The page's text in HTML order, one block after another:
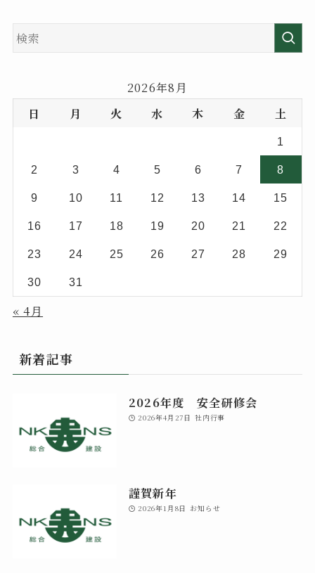
2026年8月
日
月 火 水 木 金 土
1
2 3 4 5 6 7 8
9 10 11 12 13 14 15
16 17 18 19 20 21 22
23 24 25 26 27 28 29
30 31
« 4月
新着記事
2026年度 安全研修会
2026年4月27日 社内行事
謹賀新年
2026年1月8日 お知らせ